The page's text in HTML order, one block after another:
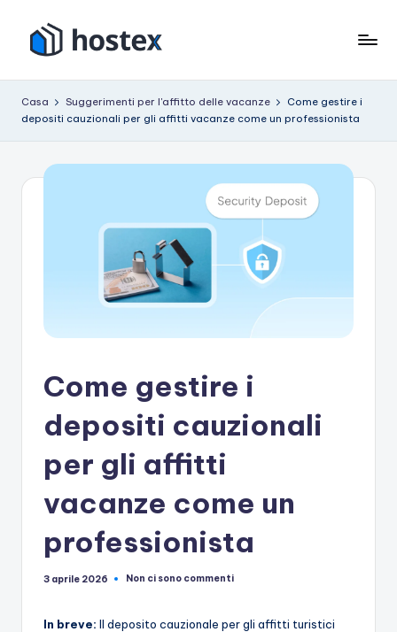
contenuto
s
p
tuo
artificiale
Casa Suggerimenti per l'affitto delle vacanze
Come gestire i
depositi cauzionali per gli affitti vacanze come un professionista
Come gestire i
depositi cauzionali
per gli affitti
vacanze come un
professionista
3 aprile 2026 Non ci sono commenti
In breve: Il deposito cauzionale per gli affitti turistici